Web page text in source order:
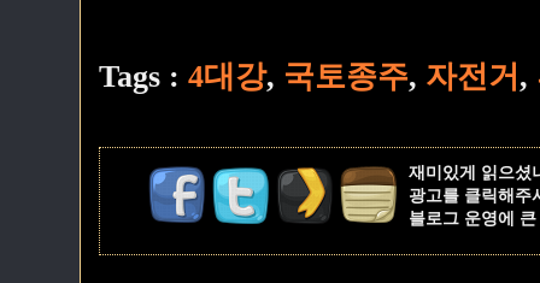
Tags : 4대강, 국토종주, 자전거 ,
재미있게 읽으셨
광고를 클릭해주
블로그 운영에